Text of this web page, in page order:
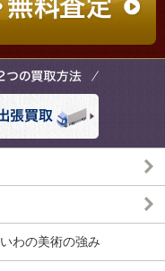
いわの美術の強み